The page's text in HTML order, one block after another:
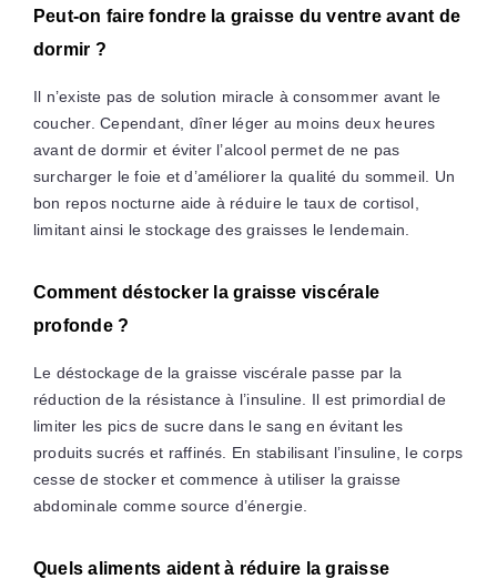
Peut-on faire fondre la graisse du ventre avant de
dormir ?
Il n’existe pas de solution miracle à consommer avant le
coucher. Cependant, dîner léger au moins deux heures
avant de dormir et éviter l’alcool permet de ne pas
surcharger le foie et d’améliorer la qualité du sommeil. Un
bon repos nocturne aide à réduire le taux de cortisol,
limitant ainsi le stockage des graisses le lendemain.
Comment déstocker la graisse viscérale
profonde ?
Le déstockage de la graisse viscérale passe par la
réduction de la résistance à l’insuline. Il est primordial de
limiter les pics de sucre dans le sang en évitant les
produits sucrés et raffinés. En stabilisant l’insuline, le corps
cesse de stocker et commence à utiliser la graisse
abdominale comme source d’énergie.
Quels aliments aident à réduire la graisse